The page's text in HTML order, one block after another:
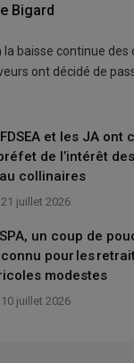
Bigard
la baisse continue des
ont décidé de
et les JA ont
de l’intérêt
collinaires
21 juillet 2026
un coup de
pour les
modestes
10 juillet 2026